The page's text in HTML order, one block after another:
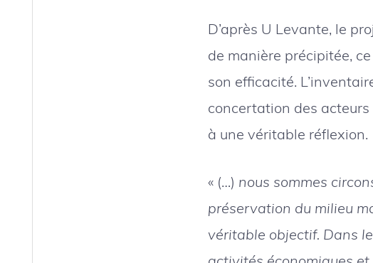
D’après U Levante, le
de manière précipitée,
son efficacité.
concertation des
à une véritable réflexion.
« (…) nous sommes
préservation du milieu
véritable objectif. Dans